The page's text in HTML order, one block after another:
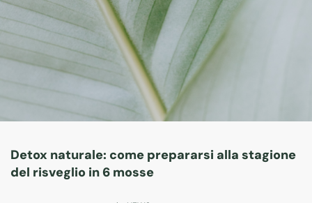
Detox naturale: come prepararsi alla stagione
del risveglio in 6 mosse